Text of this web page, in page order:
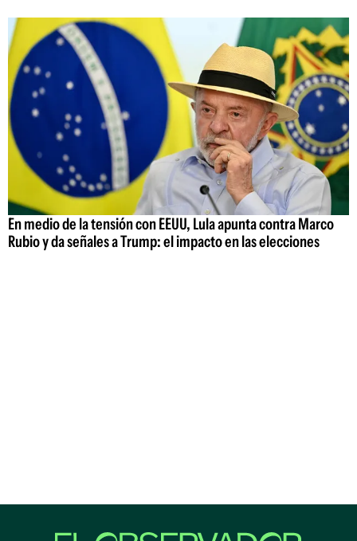
En medio de la tensión con EEUU, Lula apunta contra Marco
Rubio y da señales a Trump: el impacto en las elecciones